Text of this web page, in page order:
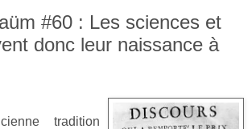
#60 : Les sciences et
donc leur naissance à
tradition